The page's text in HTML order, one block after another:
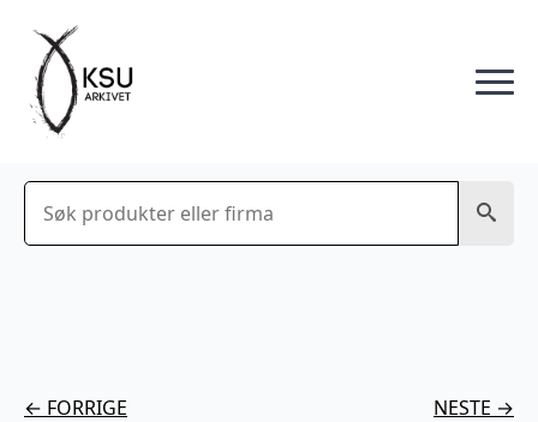
Søk
← FORRIGE NESTE →